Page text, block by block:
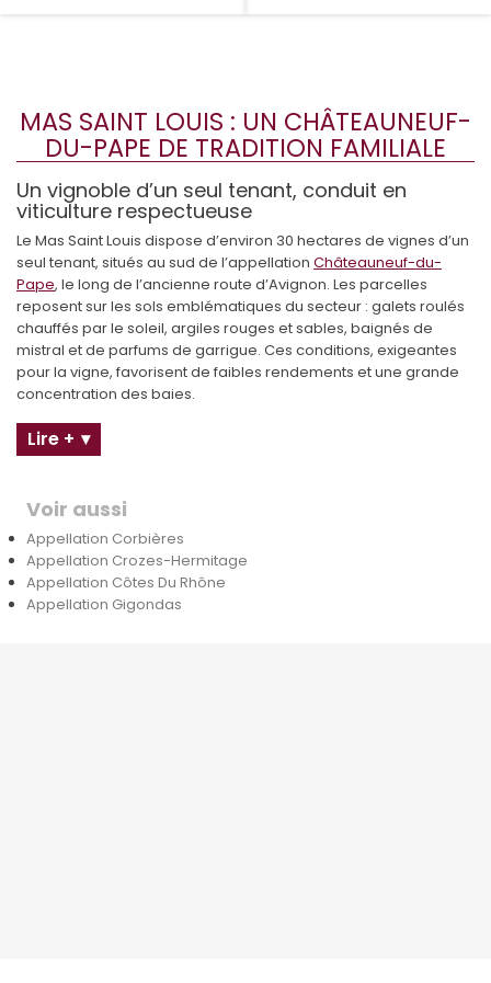
MAS SAINT LOUIS : UN CHÂTEAUNEUF-
DU-PAPE DE TRADITION FAMILIALE
Un vignoble d’un seul tenant, conduit en
viticulture respectueuse
Le Mas Saint Louis dispose d’environ 30 hectares de vignes d’un
seul tenant, situés au sud de l’appellation Châteauneuf-du-
Pape, le long de l’ancienne route d’Avignon. Les parcelles
reposent sur les sols emblématiques du secteur : galets roulés
chauffés par le soleil, argiles rouges et sables, baignés de
mistral et de parfums de garrigue. Ces conditions, exigeantes
pour la vigne, favorisent de faibles rendements et une grande
concentration des baies.
Lire +
Voir aussi
Appellation Corbières
Appellation Crozes-Hermitage
Appellation Côtes Du Rhône
Appellation Gigondas